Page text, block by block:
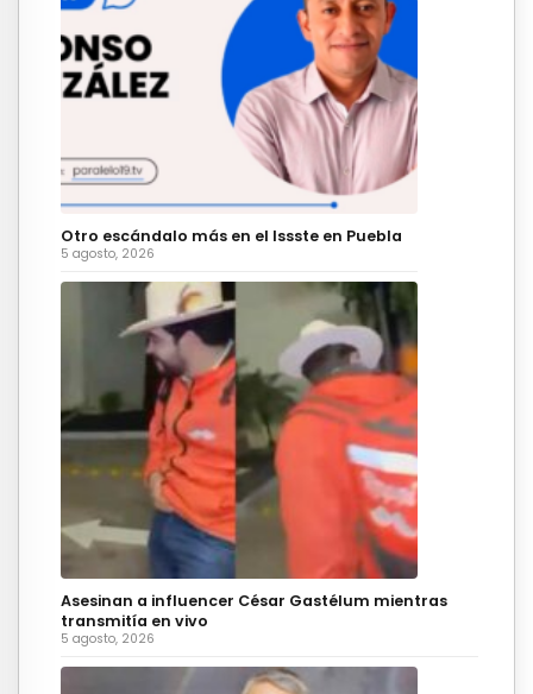
Otro escándalo más en el Issste en Puebla
5 agosto, 2026
Asesinan a influencer César Gastélum mientras
transmitía en vivo
5 agosto, 2026